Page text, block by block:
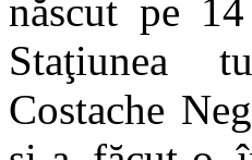
născut pe
Staţiunea
Costache